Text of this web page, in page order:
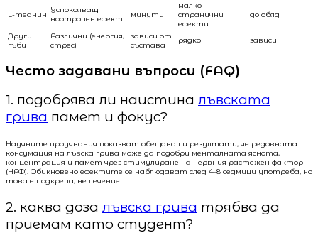
L-теанин
Успокояващ
ноотропен ефект
минути
малко
странични
ефекти
до обяд
Други
гъби
Различни (енергия,
стрес)
зависи от
състава
рядко зависи
Често задавани въпроси (FAQ)
1. подобрява ли наистина лъвската
грива памет и фокус?
Научните проучвания показват обещаващи резултати, че редовната
консумация на лъвска грива може да подобри менталната яснота,
концентрация и памет чрез стимулиране на нервния растежен фактор
(НРФ). Обикновено ефектите се наблюдават след 4–8 седмици употреба, но
това е подкрепа, не лечение.
2. каква доза лъвска грива трябва да
приемам като студент?